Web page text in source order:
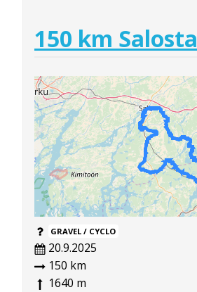
150 km Salosta
GRAVEL / CYCLO
20.9.2025
150 km
1640 m